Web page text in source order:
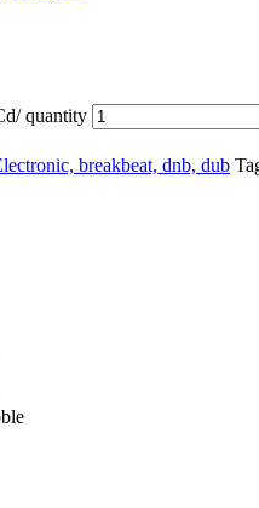
quantity
breakbeat, dnb, dub